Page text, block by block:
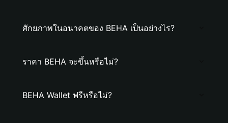
ศักยภาพในอนาคตของ BEHA เป็นอย่างไร?
ราคา BEHA จะขึ้นหรือไม่?
BEHA Wallet ฟรีหรือไม่?